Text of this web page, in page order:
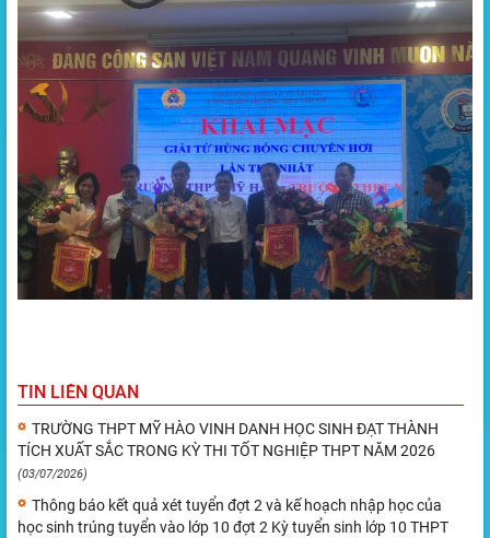
TIN LIÊN QUAN
TRƯỜNG THPT MỸ HÀO VINH DANH HỌC SINH ĐẠT THÀNH
TÍCH XUẤT SẮC TRONG KỲ THI TỐT NGHIỆP THPT NĂM 2026
(03/07/2026)
Thông báo kết quả xét tuyển đợt 2 và kế hoạch nhập học của
học sinh trúng tuyển vào lớp 10 đợt 2 Kỳ tuyển sinh lớp 10 THPT